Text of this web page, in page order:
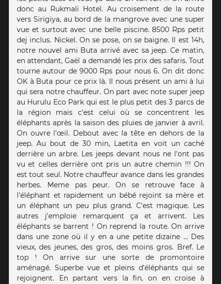
donc au Rukmali Hotel. Au croisement de la route
vers Sirigiya, au bord de la mangrove avec une super
vue et surtout avec une belle piscine. 8500 Rps petit
dej inclus. Nickel. On se pose, on se baigne. Il est 14h,
notre nouvel ami Buta arrivé avec sa jeep. Ce matin,
en attendant, Gaël a demandé les prix des safaris. Tout
tourne autour de 9000 Rps pour nous 6. On dit donc
OK à Buta pour ce prix là. Il nous présent un ami à lui
qui sera notre chauffeur. On part avec note super jeep
au Hurulu Eco Park qui est le plus petit des 3 parcs de
la région mais c'est celui où se concentrent les
éléphants après la saison des pluies de janvier à avril.
On ouvre l'œil. Debout avec la tête en dehors de la
jeep. Au bout de 30 min, Laetita en voit un caché
derrière un arbre. Les jeeps devant nous ne l'ont pas
vu et celles derrière ont pris un autre chemin !!! On
est tout seul. Notre chauffeur avance dans les grandes
herbes. Meme pas peur. On se retrouve face à
l'éléphant et rapidement un bébé rejoint sa mère et
un éléphant un peu plus grand. C'est magique. Les
autres j'emploie remarquent ça et arrivent. Les
éléphants se barrent ! On reprend la route. On arrive
dans une zone où il y en a une petite dizaine … Des
vieux, des jeunes, des gros, des moins gros. Bref. Le
top ! On arrive sur une sorte de promontoire
aménagé. Superbe vue et pleins d'éléphants qui se
rejoignent. En partant vers la fin, on en croise à